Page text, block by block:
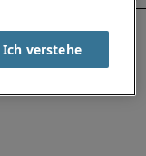
Ich verstehe